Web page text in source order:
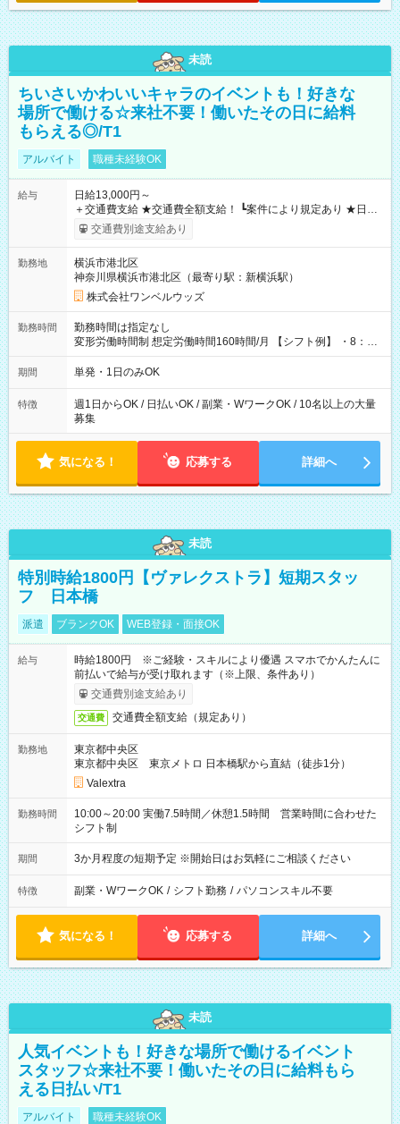
未読
ちいさいかわいいキャラのイベントも！好きな
場所で働ける☆来社不要！働いたその日に給料
もらえる◎/T1
アルバイト 職種未経験OK
給与
日給13,000円～
＋交通費支給 ★交通費全額支給！ ┗案件により規定あり ★日払
いOK！（規定あり） ┗働いたその日に現金GET♪ お仕事後はコ
ンビニATMから 日払い分を引き落とせます！ 【試用期間】試
交通費別途支給あり
勤務地
横浜市港北区
神奈川県横浜市港北区（最寄り駅：新横浜駅）
株式会社ワンベルウッズ
勤務時間
勤務時間は指定なし
変形労働時間制 想定労働時間160時間/月 【シフト例】 ・8：00
～21：00
期間 単発・1日のみOK
特徴
週1日からOK / 日払いOK / 副業・WワークOK / 10名以上の大量
募集
気になる！ 応募する 詳細へ
未読
特別時給1800円【ヴァレクストラ】短期スタッ
フ 日本橋
派遣 ブランクOK WEB登録・面接OK
給与
時給1800円 ※ご経験・スキルにより優遇 スマホでかんたんに
前払いで給与が受け取れます（※上限、条件あり）
交通費別途支給あり
交通費 交通費全額支給（規定あり）
勤務地
東京都中央区
東京都中央区 東京メトロ 日本橋駅から直結（徒歩1分）
Valextra
勤務時間
10:00～20:00 実働7.5時間／休憩1.5時間 営業時間に合わせた
シフト制
期間 3か月程度の短期予定 ※開始日はお気軽にご相談ください
特徴 副業・WワークOK / シフト勤務 / パソコンスキル不要
気になる！ 応募する 詳細へ
未読
人気イベントも！好きな場所で働けるイベント
スタッフ☆来社不要！働いたその日に給料もら
える日払い/T1
アルバイト 職種未経験OK